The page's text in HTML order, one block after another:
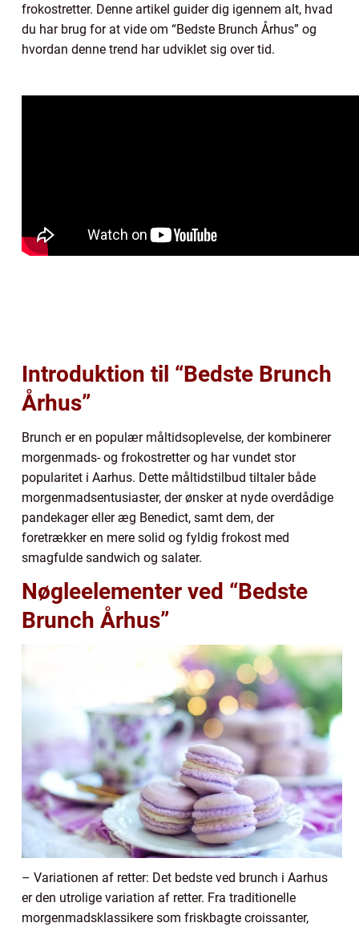
frokostretter. Denne artikel guider dig igennem alt, hvad
du har brug for at vide om “Bedste Brunch Århus” og
hvordan denne trend har udviklet sig over tid.
Introduktion til “Bedste Brunch
Århus”
Brunch er en populær måltidsoplevelse, der kombinerer
morgenmads- og frokostretter og har vundet stor
popularitet i Aarhus. Dette måltidstilbud tiltaler både
morgenmadsentusiaster, der ønsker at nyde overdådige
pandekager eller æg Benedict, samt dem, der
foretrækker en mere solid og fyldig frokost med
smagfulde sandwich og salater.
Nøgleelementer ved “Bedste
Brunch Århus”
– Variationen af retter: Det bedste ved brunch i Aarhus
er den utrolige variation af retter. Fra traditionelle
morgenmadsklassikere som friskbagte croissanter,